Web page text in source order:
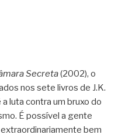
Secreta(2002), o
nos sete livros de J.K.
luta contra um bruxo do
É possível a gente
bem